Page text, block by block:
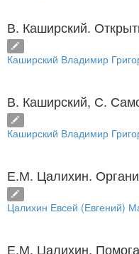
В. Каширский.
Каширский Владимир
В. Каширский, С.
Каширский Владимир
Е.М. Цалихин.
Цалихин Евсей (Евгений)
Е.М. Цалихин.